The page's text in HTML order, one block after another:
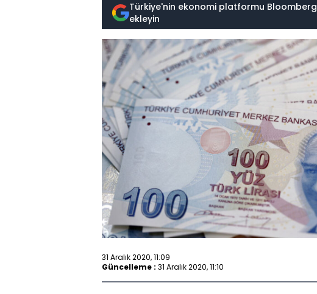
Türkiye'nin ekonomi platformu
ekleyin
31 Aralık 2020, 11:09
Güncelleme : 31 Aralık 2020, 11:10